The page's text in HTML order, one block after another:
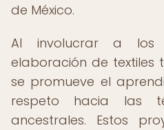
de México.
Al involucrar a los
elaboración de textiles
se promueve el
respeto hacia las
ancestrales. Estos